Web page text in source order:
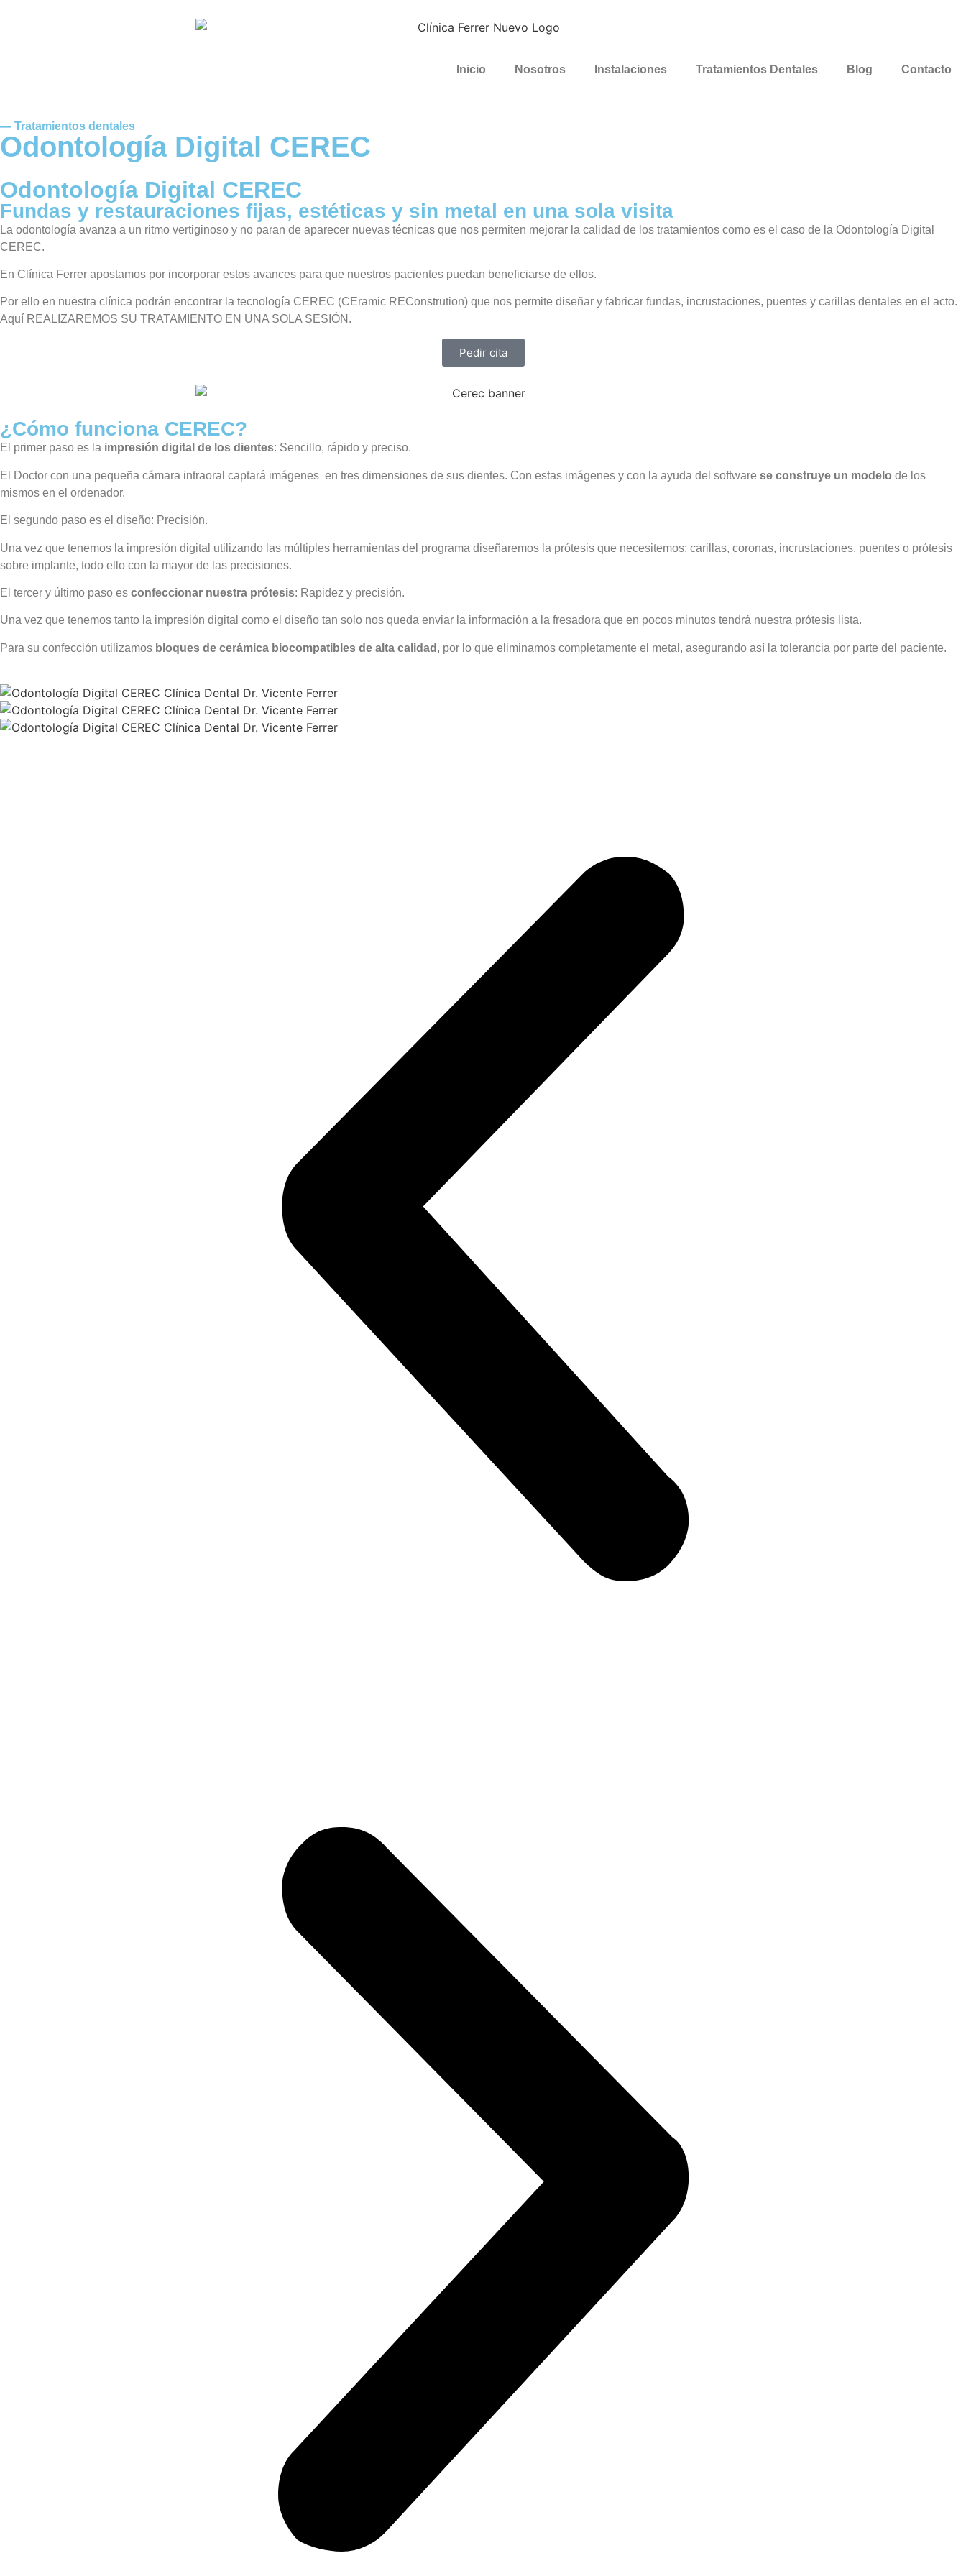
Inicio Nosotros Instalaciones Tratamientos Dentales Blog Contacto
— Tratamientos dentales
Odontología Digital CEREC
Odontología Digital CEREC
Fundas y restauraciones fijas, estéticas y sin metal en una sola visita
La odontología avanza a un ritmo vertiginoso y no paran de aparecer nuevas técnicas que nos permiten mejorar la calidad de los tratamientos como es el caso de la Odontología Digital
CEREC.
En Clínica Ferrer apostamos por incorporar estos avances para que nuestros pacientes puedan beneficiarse de ellos.
Por ello en nuestra clínica podrán encontrar la tecnología CEREC (CEramic REConstrution) que nos permite diseñar y fabricar fundas, incrustaciones, puentes y carillas dentales en el acto.
Aquí REALIZAREMOS SU TRATAMIENTO EN UNA SOLA SESIÓN.
Pedir cita
¿Cómo funciona CEREC?
El primer paso es la impresión digital de los dientes: Sencillo, rápido y preciso.
El Doctor con una pequeña cámara intraoral captará imágenes en tres dimensiones de sus dientes. Con estas imágenes y con la ayuda del software se construye un modelo de los
mismos en el ordenador.
El segundo paso es el diseño: Precisión.
Una vez que tenemos la impresión digital utilizando las múltiples herramientas del programa diseñaremos la prótesis que necesitemos: carillas, coronas, incrustaciones, puentes o prótesis
sobre implante, todo ello con la mayor de las precisiones.
El tercer y último paso es confeccionar nuestra prótesis: Rapidez y precisión.
Una vez que tenemos tanto la impresión digital como el diseño tan solo nos queda enviar la información a la fresadora que en pocos minutos tendrá nuestra prótesis lista.
Para su confección utilizamos bloques de cerámica biocompatibles de alta calidad , por lo que eliminamos completamente el metal, asegurando así la tolerancia por parte del paciente.